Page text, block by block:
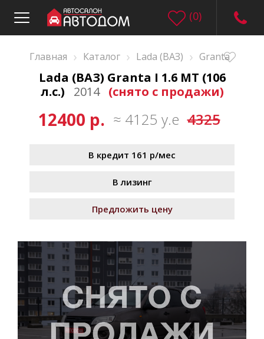
(0)
Главная › Каталог › Lada (ВАЗ) › Granta
Lada (ВАЗ) Granta I 1.6 MT (106
л.с.)
2014 (снято с продажи)
12400 р. ≈ 4125 у.е 4325
В кредит 161 р/мес
В лизинг
Предложить цену